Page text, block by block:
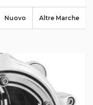
Altre Marche
Nuovo